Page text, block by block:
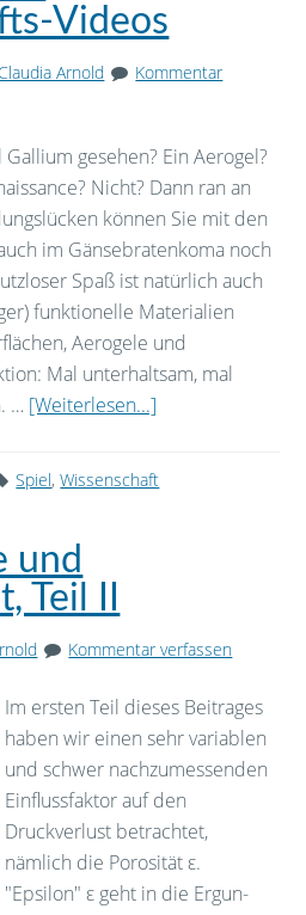
Videos
Claudia Arnold
Kommentar
gesehen? Ein Aerogel?
Nicht? Dann ran an
können Sie mit den
im Gänsebratenkoma noch
Spaß ist natürlich auch
funktionelle Materialien
Aerogele und
Mal unterhaltsam, mal
… [Weiterlesen...]
Spiel,Wissenschaft
und
Teil II
Kommentar verfassen
Im ersten Teil dieses Beitrages
haben wir einen sehr variablen
und schwer nachzumessenden
Einflussfaktor auf den
Druckverlust betrachtet,
nämlich die Porosität ε.
"Epsilon" ε geht in die Ergun-